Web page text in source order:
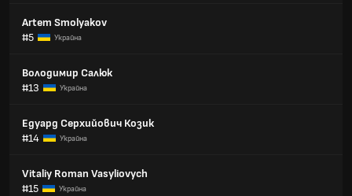
Artem Smolyakov
#5
Украйна
Володимир Салюк
#13
Украйна
Едуард Серхийович Козик
#14
Украйна
Vitaliy Roman Vasyliovych
#15
Украйна